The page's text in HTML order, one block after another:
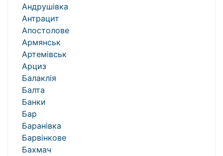
Андрушівка
Антрацит
Апостолове
Армянськ
Артемівськ
Арциз
Балаклія
Балта
Банки
Бар
Баранівка
Барвінкове
Бахмач